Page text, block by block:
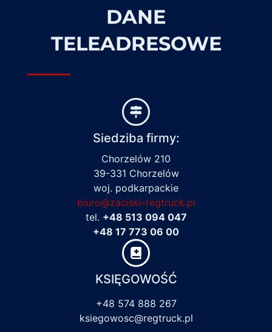
DANE
TELEADRESOWE
Siedziba firmy:
Chorzelów 210
39-331 Chorzelów
woj. podkarpackie
biuro@zaciski-regtruck.pl
tel. +48 513 094 047
+48 17 773 06 00
KSIĘGOWOŚĆ
+48 574 888 267
ksiegowosc@regtruck.pl